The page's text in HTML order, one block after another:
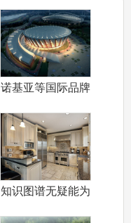
诺基亚等国际品牌
知识图谱无疑能为